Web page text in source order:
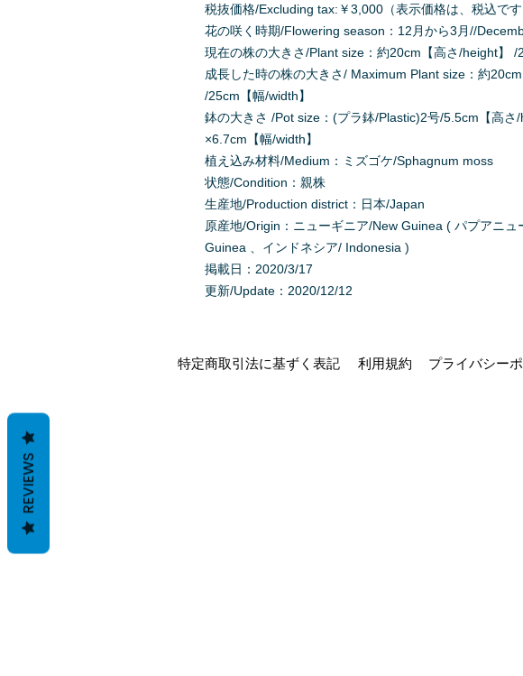
税抜価格/Excluding tax:￥3,000（表示価格は、税込です
花の咲く時期/Flowering season：12月から3月//
現在の株の大きさ/Plant size：約20cm【高さ/height】 /
成長した時の株の大きさ/ Maximum Plant size：約20cm
/25cm【幅/width】
鉢の大きさ /Pot size：(プラ鉢/Plastic)2号/5.5cm【高さ
×6.7cm【幅/width】
植え込み材料/Medium：ミズゴケ/Sphagnum moss
状態/Condition：親株
生産地/Production district：日本/Japan
原産地/Origin：ニューギニア/New Guinea ( パプアニュ
Guinea 、インドネシア/ Indonesia )
掲載日：2020/3/17
更新/Update：2020/12/12
特定商取引法に基ずく表記 利用規約 プライバシー
REVIEWS